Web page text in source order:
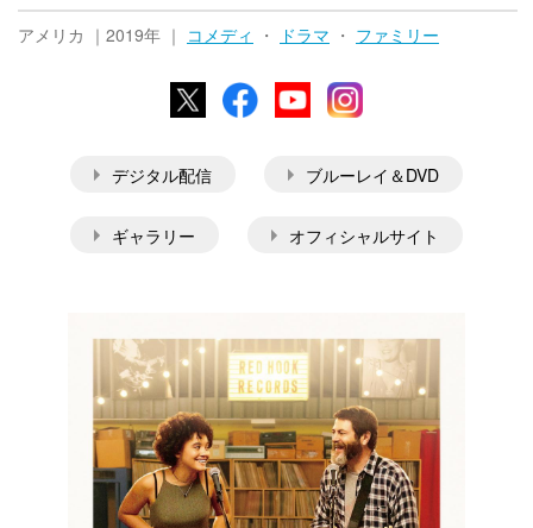
アメリカ ｜2019年 ｜ コメディ ・ ドラマ ・ ファミリー
X FacebookYouTubeInstagram
デジタル配信 ブルーレイ＆DVD
ギャラリー オフィシャルサイト